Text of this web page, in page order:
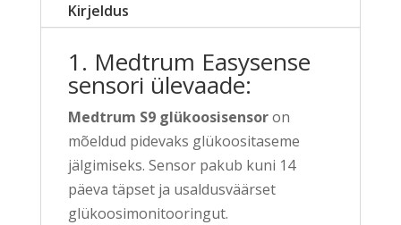
Kirjeldus
1. Medtrum Easysense
sensori ülevaade:
Medtrum S9 glükoosisensoron
mõeldud pidevaks glükoositaseme
jälgimiseks. Sensor pakub kuni 14
päeva täpset ja usaldusväärset
glükoosimonitooringut.